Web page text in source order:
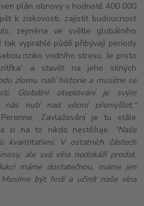
plán obnovy v hodnotě 400 000
k ziskovosti, zajistit budoucnost
zejména ve světle globálního
vyprahlé půdě přibývají periody
riziko vodního stresu. Je proto
a stavět na jeho silných
zlomu naší historie a musíme se
Globální oteplování je svým
nás nutí nad věcmi přemýšlet,"
Zavlažování je tu stále
si na to nikdo nestěžuje. "Naše
kvantitativní. V ostatních částech
ale svá vína nedokáží prodat.
máme dostatečnou, máme jen
Musíme být hrdí a učinit naše vína